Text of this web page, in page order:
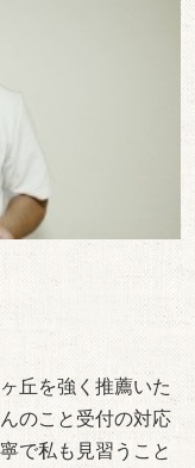
丘を強く推薦いた
のこと受付の対応
で私も見習うこと